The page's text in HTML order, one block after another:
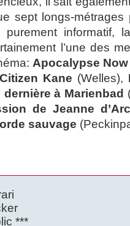
sept longs-
purement informatif,
l’une des
Apocalypse Now
Citizen Kane (Welles),
dernière à Marienbad
de Jeanne d’Arc
sauvage
***